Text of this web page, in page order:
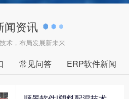
闻资讯
术，布局发展新未来
常见问答 ERP软件新闻